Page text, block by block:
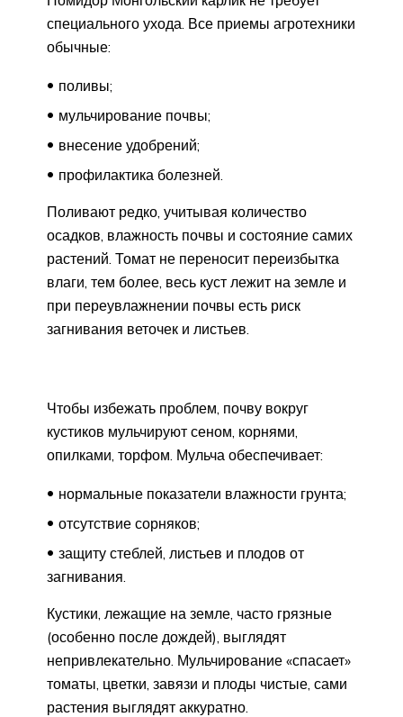
специального ухода. Все приемы агротехники
обычные:
поливы;
мульчирование почвы;
внесение удобрений;
профилактика болезней.
Поливают редко, учитывая количество
осадков, влажность почвы и состояние самих
растений. Томат не переносит переизбытка
влаги, тем более, весь куст лежит на земле и
при переувлажнении почвы есть риск
загнивания веточек и листьев.
Чтобы избежать проблем, почву вокруг
кустиков мульчируют сеном, корнями,
опилками, торфом. Мульча обеспечивает:
нормальные показатели влажности грунта;
отсутствие сорняков;
защиту стеблей, листьев и плодов от
загнивания.
Кустики, лежащие на земле, часто грязные
(особенно после дождей), выглядят
непривлекательно. Мульчирование «спасает»
томаты, цветки, завязи и плоды чистые, сами
растения выглядят аккуратно.